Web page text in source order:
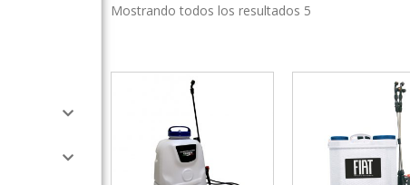
Mostrando todos los resultados 5